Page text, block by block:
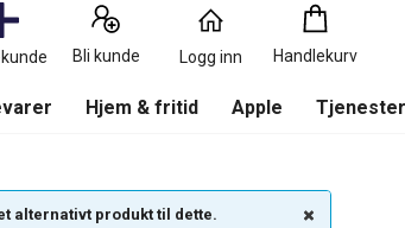
Bli kunde Logg inn Handlekurv
Handlekurv
0
Produkter
Hjem & fritid Apple
alternativt produkt til dette.